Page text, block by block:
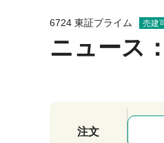
6724 東証プライム 売建
ニュース
注文